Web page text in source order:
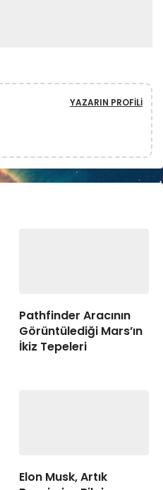
YAZARIN PROFILI
Pathfinder Aracının
Görüntülediği Mars’ın
İkiz Tepeleri
Elon Musk, Artık